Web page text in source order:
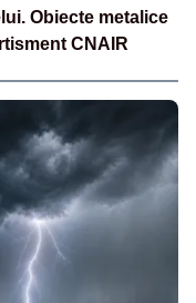
Obiecte metalice
CNAIR